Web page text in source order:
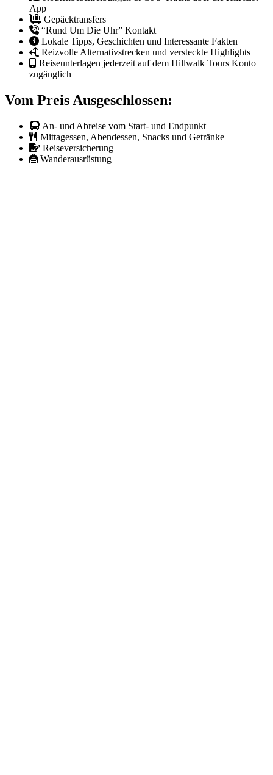
App
Gepäcktransfers
“Rund Um Die Uhr” Kontakt
Lokale Tipps, Geschichten und Interessante Fakten
Reizvolle Alternativstrecken und versteckte Highlights
Reiseunterlagen jederzeit auf dem Hillwalk Tours Konto
zugänglich
Vom Preis Ausgeschlossen:
An- und Abreise vom Start- und Endpunkt
Mittagessen, Abendessen, Snacks und Getränke
Reiseversicherung
Wanderausrüstung